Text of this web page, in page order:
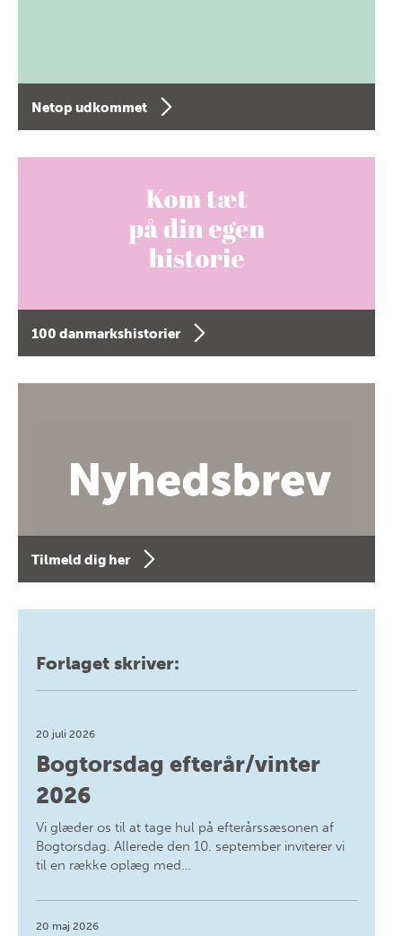
Netop udkommet
100 danmarkshistorier
Tilmeld dig her
Forlaget skriver:
20 juli 2026
Bogtorsdag efterår/vinter
2026
Vi glæder os til at tage hul på efterårssæsonen af
Bogtorsdag. Allerede den 10. september inviterer vi
til en række oplæg med…
20 maj 2026